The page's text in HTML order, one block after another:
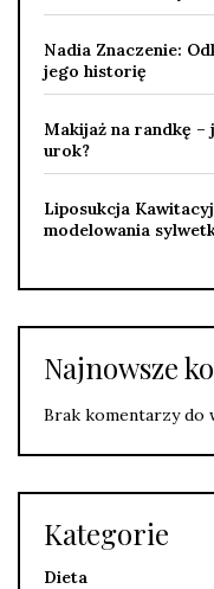
Nadia Znaczenie:
jego historię
Makijaż na randkę
urok?
Liposukcja
modelowania
Najnowsze
Brak komentarzy do
Kategorie
Dieta